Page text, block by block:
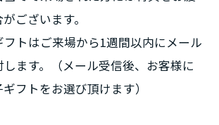
ございます。
トはご来場から1週間以内にメール
ます。（メール受信後、お客様に
フトをお選び頂けます）